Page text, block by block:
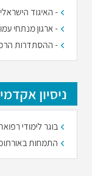
- האיגוד
- ארגון מנתחי
- ההסתדרות
ניסיון אקדמי
בוגר לימודי
התמחות